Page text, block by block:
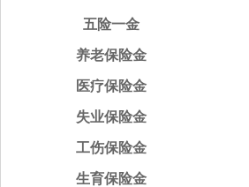
五险一金
养老保险金
医疗保险金
失业保险金
工伤保险金
生育保险金